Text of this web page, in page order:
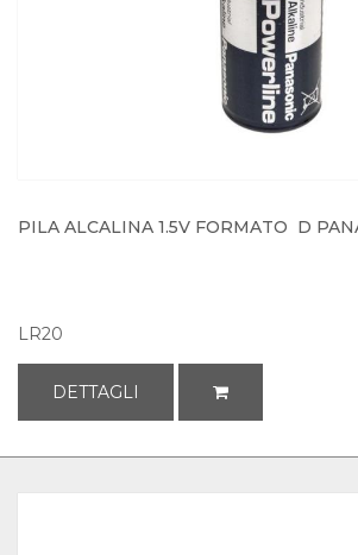
PILA ALCALINA 1.5V FORMATO  D
LR20
DETTAGLI